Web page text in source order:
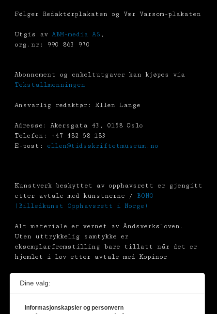
Følger Redaktørplakaten og Vær Varsom-plakaten
Utgis av ABM-media AS ,
org.nr: 990 863 970
Abonnement og enkeltutgaver kan kjøpes via
Tekstallmenningen
Ansvarlig redaktør: Ellen Lange
Adresse: Akersgata 43, 0158 Oslo
Telefon: +47 482 58 183
E-post: ellen@tidsskriftetmuseum.no
Kunstverk beskyttet av opphavsrett er gjengitt
etter avtale med kunstnerne / BONO
(Billedkunst Opphavsrett i Norge)
Alt materiale er vernet av Åndsverksloven.
Uten uttrykkelig samtykke er
eksemplarfremstilling bare tillatt når det er
hjemlet i lov etter avtale med Kopinor
Dine valg:
Informasjonskapsler og personvern